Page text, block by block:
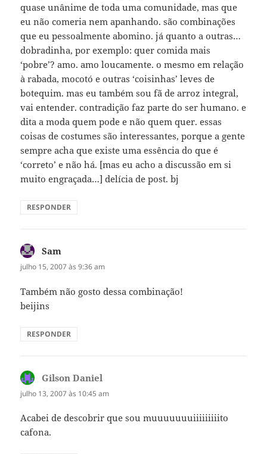
quase unânime de toda uma comunidade, mas que
eu não comeria nem apanhando. são combinações
que eu pessoalmente abomino. já quanto a outras…
dobradinha, por exemplo: quer comida mais
‘pobre’? amo. amo loucamente. o mesmo em relação
à rabada, mocotó e outras ‘coisinhas’ leves de
botequim. mas eu também sou fã de arroz integral,
vai entender. contradição faz parte do ser humano. e
dita a moda quem pode e não quem quer. essas
coisas de costumes são interessantes, porque a gente
sempre acha que existe uma essência do que é
‘correto’ e não há. [mas eu acho a discussão em si
muito engraçada…] delícia de post. bj
RESPONDER
Sam
julho 15, 2007 às 9:36 am
Também não gosto dessa combinação!
beijins
RESPONDER
Gilson Daniel
julho 13, 2007 às 10:45 am
Acabei de descobrir que sou muuuuuuuiiiiiiiiito
cafona.